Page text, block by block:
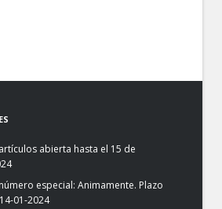
abierta hasta el 15 de
especial: Animamente. Plazo
01-2024